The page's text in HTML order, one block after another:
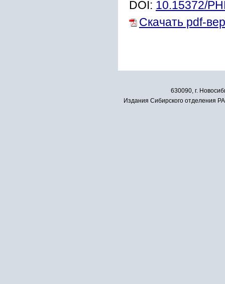
DOI: 10.15372/
Скачать pdf-
630090, г.
Издания Сибирского отделения